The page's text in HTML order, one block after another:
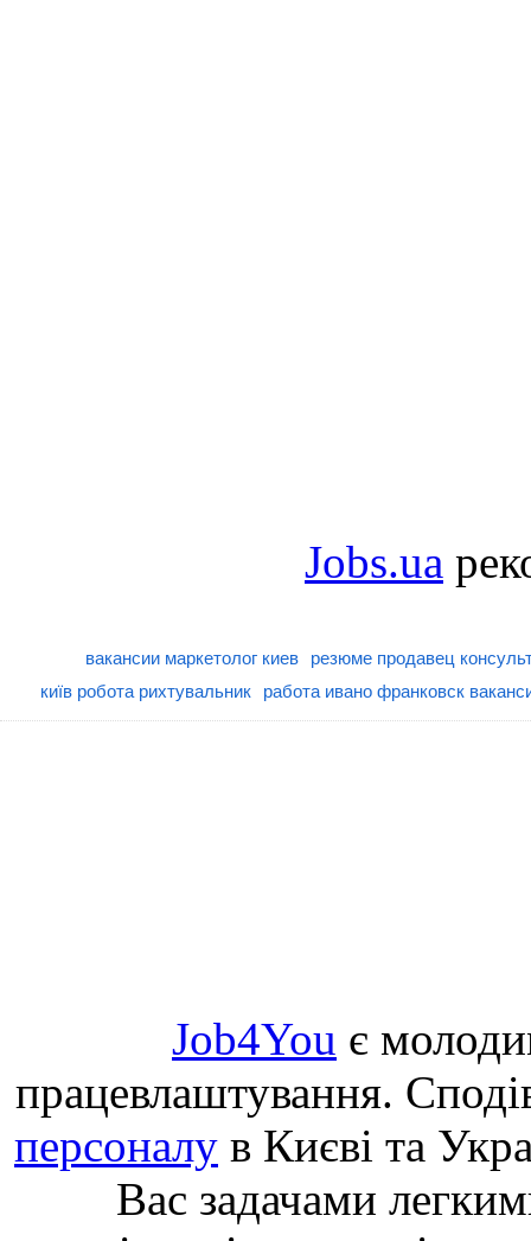
Jobs.ua
вакансии маркетолог киев
резюме продавец
київ робота рихтувальник
работа ивано франковск
Job4You є
працевлаштування.
персоналу в Києві та
Вас задачами